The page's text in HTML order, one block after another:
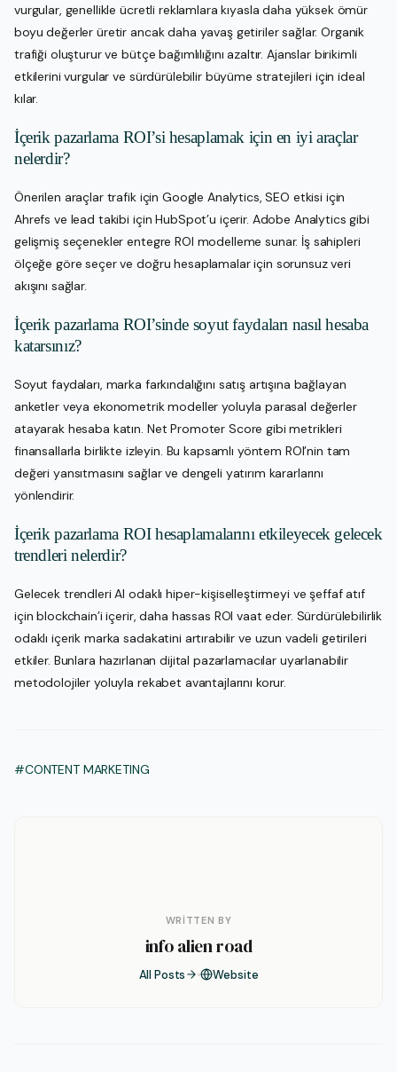
vurgular, genellikle ücretli reklamlara kıyasla daha yüksek ömür
boyu değerler üretir ancak daha yavaş getiriler sağlar. Organik
trafiği oluşturur ve bütçe bağımlılığını azaltır. Ajanslar birikimli
etkilerini vurgular ve sürdürülebilir büyüme stratejileri için ideal
kılar.
İçerik pazarlama ROI’si hesaplamak için en iyi araçlar
nelerdir?
Önerilen araçlar trafik için Google Analytics, SEO etkisi için
Ahrefs ve lead takibi için HubSpot’u içerir. Adobe Analytics gibi
gelişmiş seçenekler entegre ROI modelleme sunar. İş sahipleri
ölçeğe göre seçer ve doğru hesaplamalar için sorunsuz veri
akışını sağlar.
İçerik pazarlama ROI’sinde soyut faydaları nasıl hesaba
katarsınız?
Soyut faydaları, marka farkındalığını satış artışına bağlayan
anketler veya ekonometrik modeller yoluyla parasal değerler
atayarak hesaba katın. Net Promoter Score gibi metrikleri
finansallarla birlikte izleyin. Bu kapsamlı yöntem ROI’nin tam
değeri yansıtmasını sağlar ve dengeli yatırım kararlarını
yönlendirir.
İçerik pazarlama ROI hesaplamalarını etkileyecek gelecek
trendleri nelerdir?
Gelecek trendleri AI odaklı hiper-kişiselleştirmeyi ve şeffaf atıf
için blockchain’i içerir, daha hassas ROI vaat eder. Sürdürülebilirlik
odaklı içerik marka sadakatini artırabilir ve uzun vadeli getirileri
etkiler. Bunlara hazırlanan dijital pazarlamacılar uyarlanabilir
metodolojiler yoluyla rekabet avantajlarını korur.
#CONTENT MARKETING
WRITTEN BY
info alien road
All Posts Website